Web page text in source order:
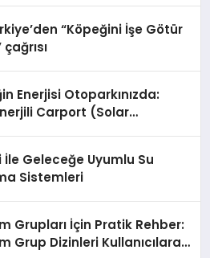
“Köpeğini İşe Götür
Enerjisi Otoparkınızda:
Carport (Solar
İle Geleceğe Uyumlu Su
Sistemleri
Grupları İçin Pratik Rehber:
Grup Dizinleri Kullanıcılara